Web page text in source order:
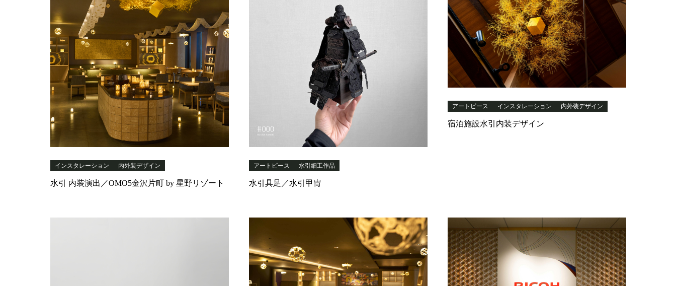
インスタレーション 内外装デザイン
水引 内装演出／OMO5金沢片町 by 星野リゾート
アートピース 水引細工作品
水引具足／水引甲冑
アートピース インスタレーション 内外装デザイン
宿泊施設水引内装デザイン